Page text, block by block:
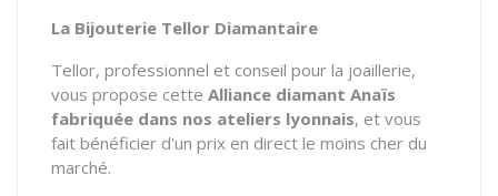
La Bijouterie Tellor Diamantaire
Tellor, professionnel et conseil pour la joaillerie,
vous propose cette Alliance diamant Anaïs
fabriquée dans nos ateliers lyonnais, et vous
fait bénéficier d'un prix en direct le moins cher du
marché.